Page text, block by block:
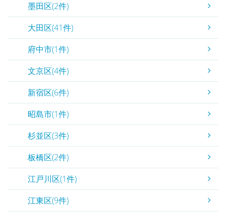
墨田区(2件)
大田区(41件)
府中市(1件)
文京区(4件)
新宿区(6件)
昭島市(1件)
杉並区(3件)
板橋区(2件)
江戸川区(1件)
江東区(9件)